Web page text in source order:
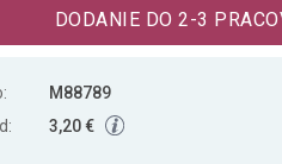
stojan na rastliny, vozík, 77
DODANIE DO 2-3
M88789
3,20 €